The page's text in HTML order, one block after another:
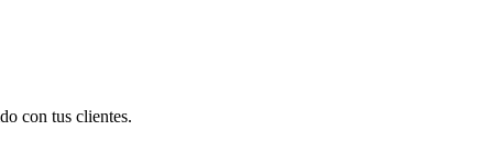
con tus clientes.